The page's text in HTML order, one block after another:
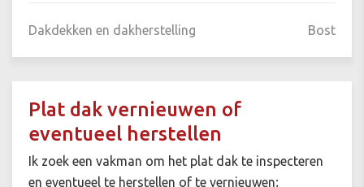
Dakdekken en dakherstelling Bost
Plat dak vernieuwen of
eventueel herstellen
Ik zoek een vakman om het plat dak te inspecteren
en eventueel te herstellen of te vernieuwen;